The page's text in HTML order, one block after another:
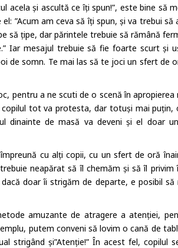
acela și ascultă ce îți spun!”, este bine să
”Acum am ceva să îți spun, și va trebui să
să țipe, dar părintele trebuie să rămână
Iar mesajul trebuie să fie foarte scurt și
de somn. Te mai las să te joci un sfert de
pentru a ne scuti de o scenă în apropierea
tot va protesta, dar totuși mai puțin,
dinainte de masă va deveni și el doar
cu alți copii, cu un sfert de oră
neapărat să îl chemăm și să îl privim
doar îi strigăm de departe, e posibil să
amuzante de atragere a atenției,
putem conveni să lovim o cană de
strigând și”Atenție!” În acest fel, copilul